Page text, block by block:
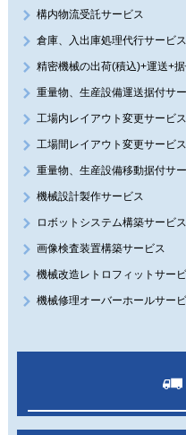
構内物流受託サービス
倉庫、入出庫処理代行サービス
精密機械の出荷(積込)+運送+
重量物、生産設備運送据付サ
工場内レイアウト変更サービス
工場間レイアウト変更サービス
重量物、生産設備移動据付サ
機械設計製作サービス
ロボットシステム構築サービス
画像検査装置構築サービス
機械改造レトロフィットサー
機械修理オーバーホールサー